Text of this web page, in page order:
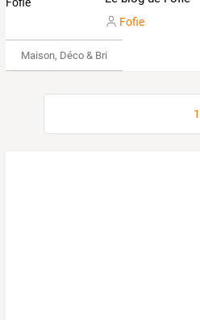
Fofie
Maison, Déco & Bricolage
1